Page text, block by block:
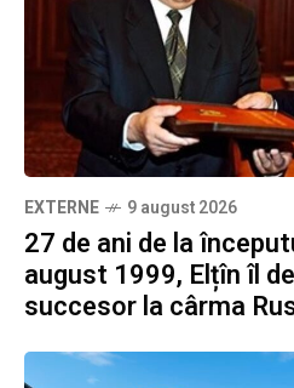
EXTERNE 9 august 2026
27 de ani de la
august 1999, Elțîn îl
succesor la cârma